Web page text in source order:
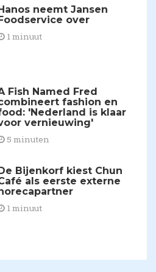
neemt Jansen
over
1 minuut
Fish Named Fred
fashion en
'Nederland is klaar
vernieuwing'
5 minuten
Bijenkorf kiest Chun
als eerste externe
1 minuut